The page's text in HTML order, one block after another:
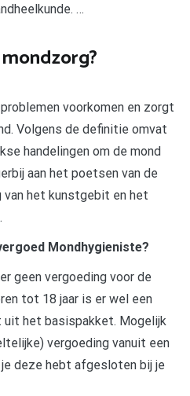
…
voorkomen en zorgt
Volgens de definitie omvat
handelingen om de mond
aan het poetsen van de
van het kunstgebit en het
Mondhygieniste?
geen vergoeding voor de
tot 18 jaar is er wel een
uit het basispakket. Mogelijk
vergoeding vanuit een
deze hebt afgesloten bij je